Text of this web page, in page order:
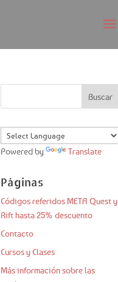
Powered by Translate
Páginas
Códigos referidos META Quest y
Rift hasta 25% descuento
Contacto
Cursos y Clases
Más información sobre las